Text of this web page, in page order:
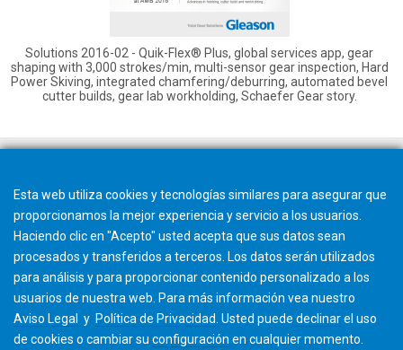
Solutions 2016-02 - Quik-Flex® Plus, global services app, gear
shaping with 3,000 strokes/min, multi-sensor gear inspection, Hard
Power Skiving, integrated chamfering/deburring, automated bevel
cutter builds, gear lab workholding, Schaefer Gear story.
Esta web utiliza cookies y tecnologías similares para asegurar que
proporcionamos la mejor experiencia y servicio a los usuarios.
Haciendo clic en "Acepto" usted acepta que sus datos sean
procesados y transferidos a terceros. Los datos serán utilizados
para análisis y para proporcionar contenido personalizado a los
usuarios de nuestra web. Para más información vea nuestro
Aviso Legal
y Política de Privacidad . Usted puede declinarel uso
de cookies o cambiar su configuración en cualquier momento.